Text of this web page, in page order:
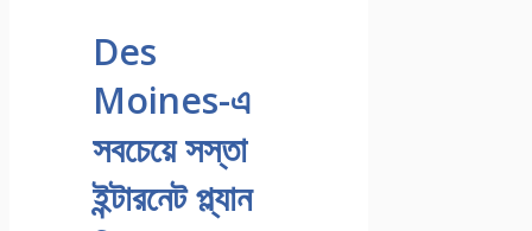
Des
Moines-এ
সবচেয়ে সস্তা
ইন্টারনেট প্ল্যান